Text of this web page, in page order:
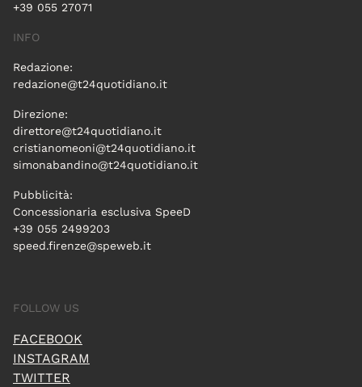
+39 055 27071
INFO
Redazione:
redazione@t24quotidiano.it
Direzione:
direttore@t24quotidiano.it
cristianomeoni@t24quotidiano.it
simonabandino@t24quotidiano.it
Pubblicità:
Concessionaria esclusiva SpeeD
+39 055 2499203
speed.firenze@speweb.it
FOLLOW US
FACEBOOK
INSTAGRAM
TWITTER